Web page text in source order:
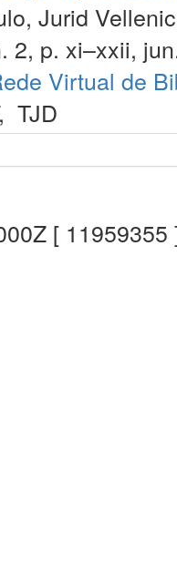
Jurid
2, p. xi–xxii,
Virtual de
TJD
[ 11959355